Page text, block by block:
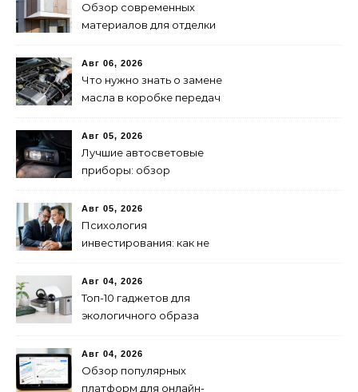
Обзор современных
материалов для отделки
решения
Авг 06, 2026
Что нужно знать о замене
масла в коробке передач
Авг 05, 2026
Лучшие автосветовые
приборы: обзор
безопасной езды
Авг 05, 2026
Психология
инвестирования: как не
рынка
Авг 04, 2026
Топ-10 гаджетов для
экологичного образа
Авг 04, 2026
Обзор популярных
платформ для онлайн-